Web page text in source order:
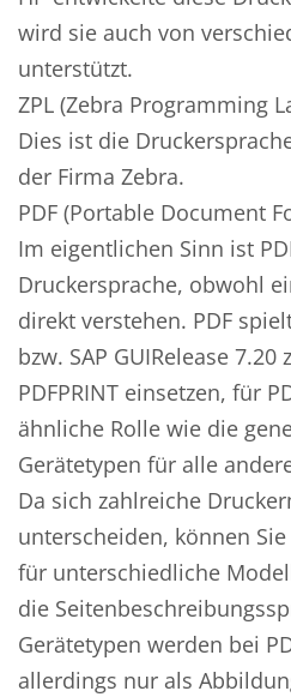
wird sie auch von
unterstützt.
ZPL (Zebra Programming
Dies ist die
der Firma Zebra.
PDF (Portable Document
Im eigentlichen Sinn ist
Druckersprache, obwohl
direkt verstehen. PDF
bzw. SAP GUIRelease
PDFPRINT einsetzen, für
ähnliche Rolle wie die
Gerätetypen für alle
Da sich zahlreiche
unterscheiden, können
für unterschiedliche
die
Gerätetypen werden bei
allerdings nur als